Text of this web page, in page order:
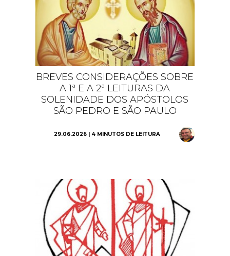
BREVES CONSIDERAÇÕES SOBRE
A 1ª E A 2ª LEITURAS DA
SOLENIDADE DOS APÓSTOLOS
SÃO PEDRO E SÃO PAULO
29.06.2026 | 4 MINUTOS DE LEITURA